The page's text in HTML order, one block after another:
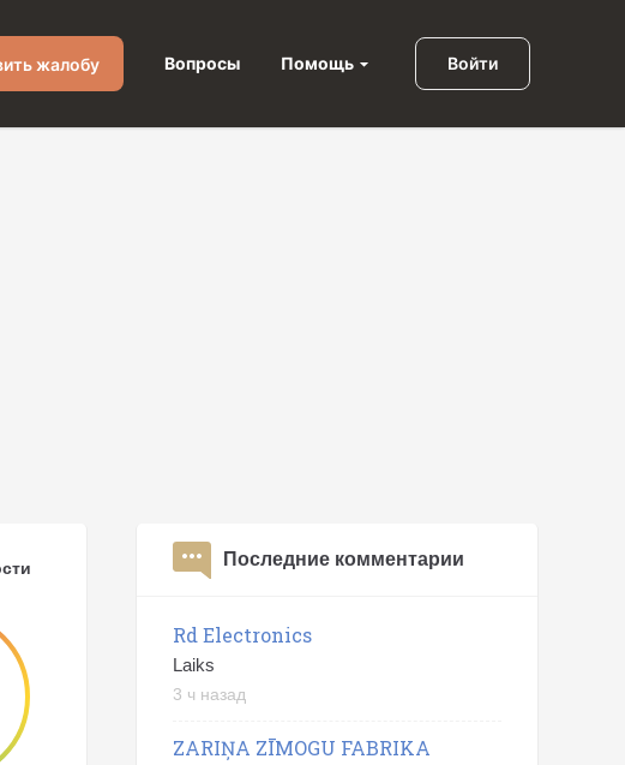
жалобу Вопросы Помощь Войти
Последние комментарии
Rd Electronics
Laiks
3 ч назад
ZARIŅA ZĪMOGU FABRIKA